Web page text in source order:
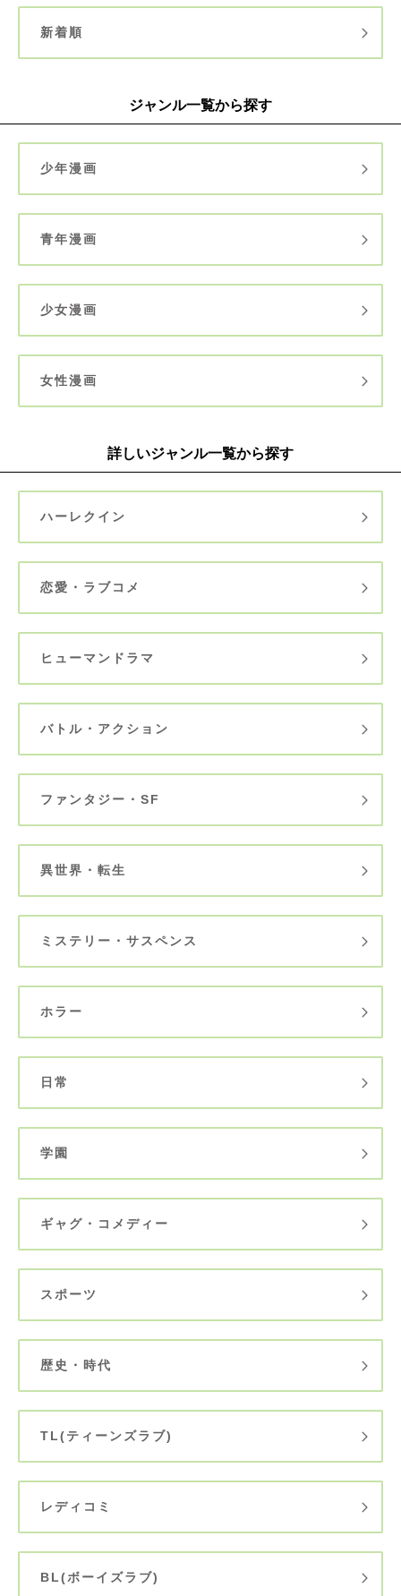
新着順
ジャンル一覧から探す
少年漫画
青年漫画
少女漫画
女性漫画
詳しいジャンル一覧から探す
ハーレクイン
恋愛・ラブコメ
ヒューマンドラマ
バトル・アクション
ファンタジー・SF
異世界・転生
ミステリー・サスペンス
ホラー
日常
学園
ギャグ・コメディー
スポーツ
歴史・時代
TL(ティーンズラブ)
レディコミ
BL(ボーイズラブ)